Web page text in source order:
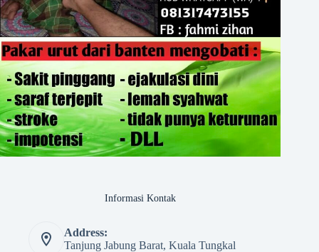
Informasi Kontak
Address:
Tanjung Jabung Barat, Kuala Tungkal